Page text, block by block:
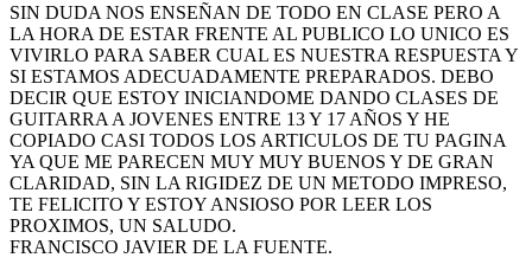
SIN DUDA NOS ENSEÑAN DE TODO EN CLASE PERO A
LA HORA DE ESTAR FRENTE AL PUBLICO LO UNICO ES
VIVIRLO PARA SABER CUAL ES NUESTRA RESPUESTA Y
SI ESTAMOS ADECUADAMENTE PREPARADOS. DEBO
DECIR QUE ESTOY INICIANDOME DANDO CLASES DE
GUITARRA A JOVENES ENTRE 13 Y 17 AÑOS Y HE
COPIADO CASI TODOS LOS ARTICULOS DE TU PAGINA
YA QUE ME PARECEN MUY MUY BUENOS Y DE GRAN
CLARIDAD, SIN LA RIGIDEZ DE UN METODO IMPRESO,
TE FELICITO Y ESTOY ANSIOSO POR LEER LOS
PROXIMOS, UN SALUDO.
FRANCISCO JAVIER DE LA FUENTE.